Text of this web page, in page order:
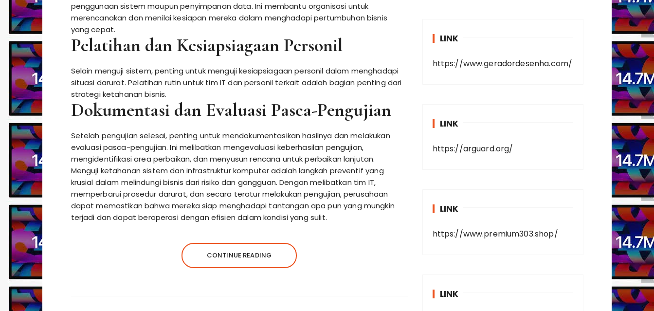
penggunaan sistem maupun penyimpanan data. Ini membantu organisasi untuk
merencanakan dan menilai kesiapan mereka dalam menghadapi pertumbuhan bisnis
yang cepat.
Pelatihan dan Kesiapsiagaan Personil
Selain menguji sistem, penting untuk menguji kesiapsiagaan personil dalam menghadapi
situasi darurat. Pelatihan rutin untuk tim IT dan personil terkait adalah bagian penting dari
strategi ketahanan bisnis.
Dokumentasi dan Evaluasi Pasca-Pengujian
Setelah pengujian selesai, penting untuk mendokumentasikan hasilnya dan melakukan
evaluasi pasca-pengujian. Ini melibatkan mengevaluasi keberhasilan pengujian,
mengidentifikasi area perbaikan, dan menyusun rencana untuk perbaikan lanjutan.
Menguji ketahanan sistem dan infrastruktur komputer adalah langkah preventif yang
krusial dalam melindungi bisnis dari risiko dan gangguan. Dengan melibatkan tim IT,
memperbarui prosedur darurat, dan secara teratur melakukan pengujian, perusahaan
dapat memastikan bahwa mereka siap menghadapi tantangan apa pun yang mungkin
terjadi dan dapat beroperasi dengan efisien dalam kondisi yang sulit.
CONTINUE READING
LINK
https://www.geradordesenha.com/
LINK
https://arguard.org/
LINK
https://www.premium303.shop/
LINK